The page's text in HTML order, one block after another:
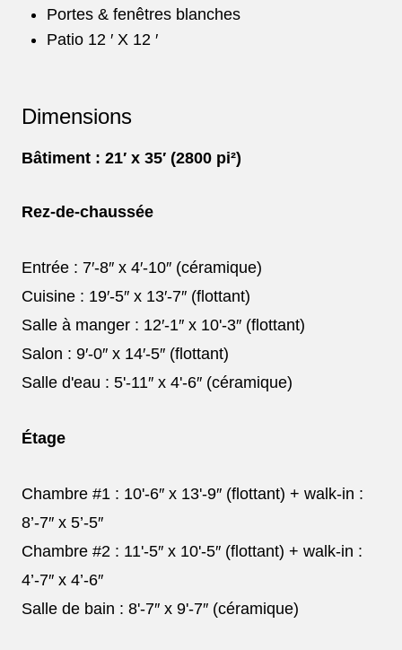
Portes & fenêtres blanches
Patio 12 ′ X 12 ′
Dimensions
Bâtiment : 21′ x 35′ (2800 pi²)
Rez-de-chaussée
Entrée : 7′-8″ x 4′-10″ (céramique)
Cuisine : 19′-5″ x 13′-7″ (flottant)
Salle à manger : 12′-1″ x 10'-3″ (flottant)
Salon : 9′-0″ x 14′-5″ (flottant)
Salle d'eau : 5'-11″ x 4'-6″ (céramique)
Étage
Chambre #1 : 10'-6″ x 13'-9″ (flottant) + walk-in :
8’-7″ x 5’-5″
Chambre #2 : 11'-5″ x 10'-5″ (flottant) + walk-in :
4’-7″ x 4’-6″
Salle de bain : 8'-7″ x 9'-7″ (céramique)
À partir de 329
000$!
TAXES INCLUSES
Possible avec une mise de fond de 7
145$!!!*
*Incluant le remboursement d'environ 12 000$ pour 1re
acheteurs!